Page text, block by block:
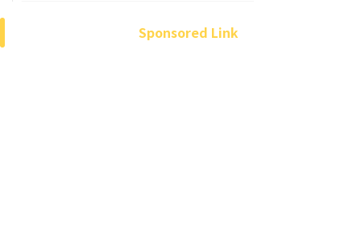
Sponsored Link